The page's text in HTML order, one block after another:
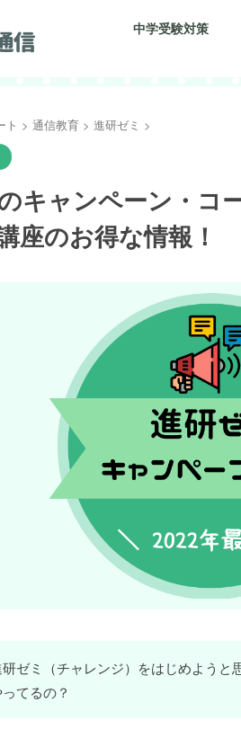
中学受験対策
ト > 通信教育 > 進研ゼミ >
キャンペーン・コ
座のお得な情報！
ゼミ（チャレンジ）をはじめようと
てるの？